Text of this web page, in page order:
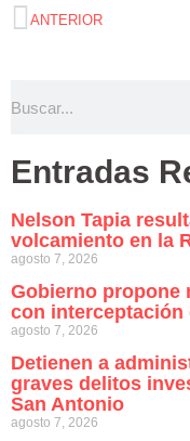
ANTERIOR
Entradas
Nelson Tapia
volcamiento en la
agosto 7, 2026
Gobierno propone
con interceptación
agosto 7, 2026
Detienen a
graves delitos
San Antonio
agosto 7, 2026